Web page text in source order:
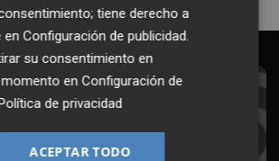
al Boletín
días a primera hora en tu email
tiene derecho a
enConfiguración de publicidad
su consentimiento en
momento enConfiguración de
de privacidad
ACEPTAR TODO